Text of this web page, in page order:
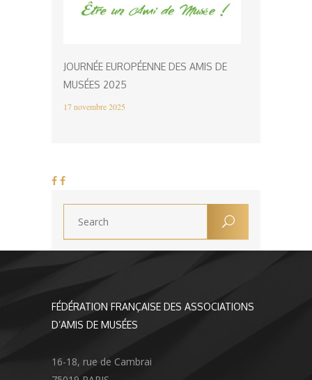
JOURNÉE EUROPÉENNE DES AMIS DE
MUSÉES 2025
17 novembre 2025
FÉDÉRATION FRANÇAISE DES ASSOCIATIONS
D’AMIS DE MUSÉES
16-18, rue de Cambrai